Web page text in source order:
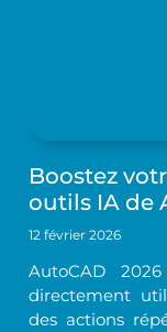
Boostez
outils IA de
12 février 2026
AutoCAD
directement
des actions